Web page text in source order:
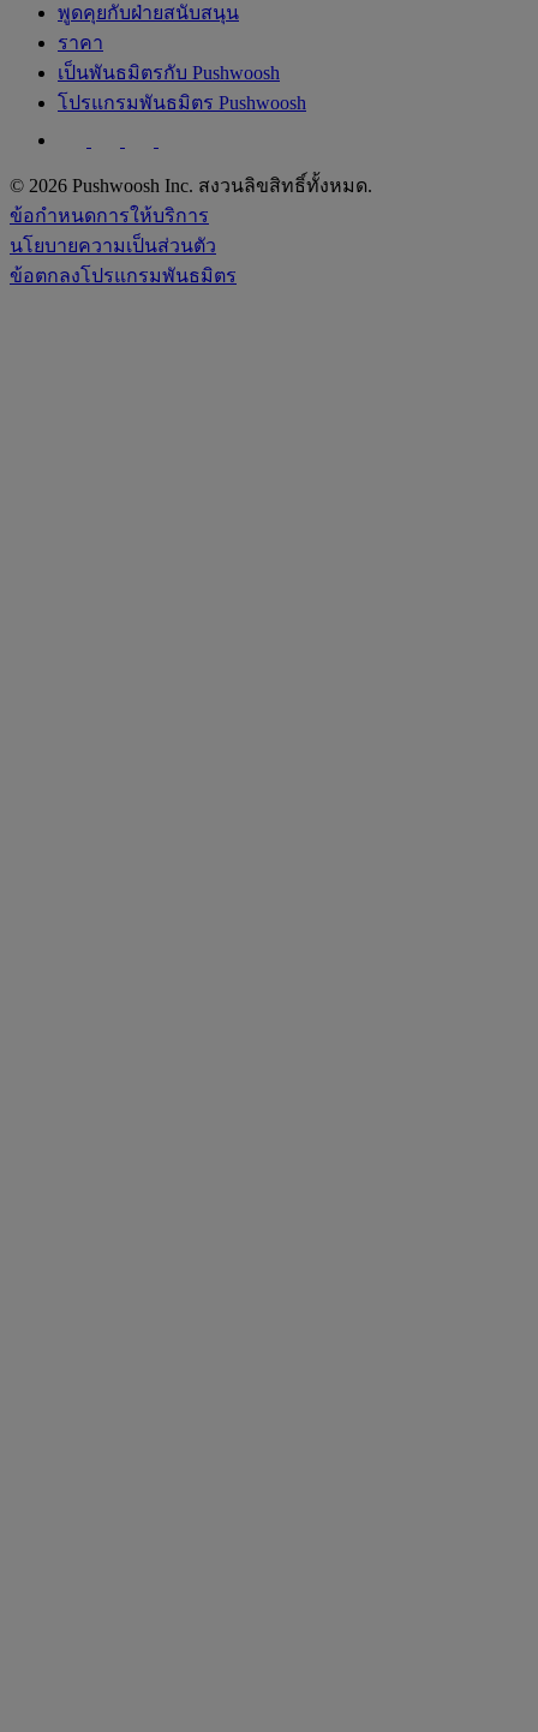
พูดคุยกับฝ่ายสนับสนุน
ราคา
เป็นพันธมิตรกับ Pushwoosh
โปรแกรมพันธมิตร Pushwoosh
© 2026 Pushwoosh Inc. สงวนลิขสิทธิ์ทั้งหมด.
ข้อกำหนดการให้บริการ
นโยบายความเป็นส่วนตัว
ข้อตกลงโปรแกรมพันธมิตร